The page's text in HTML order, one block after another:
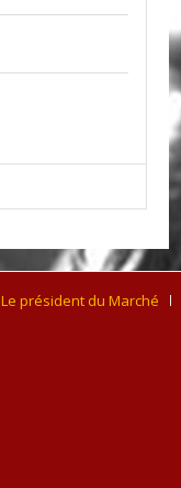
Le président du Marché